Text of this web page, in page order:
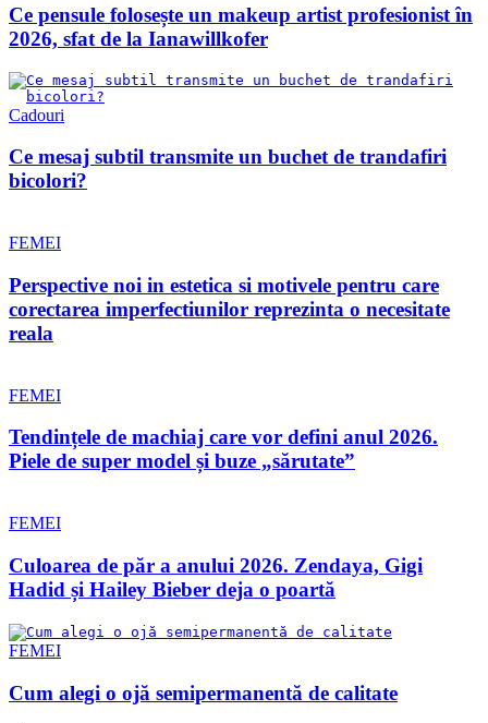
Ce pensule folosește un makeup artist profesionist în
2026, sfat de la Ianawillkofer
Cadouri
Ce mesaj subtil transmite un buchet de trandafiri
bicolori?
FEMEI
Perspective noi in estetica si motivele pentru care
corectarea imperfectiunilor reprezinta o necesitate
reala
FEMEI
Tendințele de machiaj care vor defini anul 2026.
Piele de super model și buze „sărutate”
FEMEI
Culoarea de păr a anului 2026. Zendaya, Gigi
Hadid și Hailey Bieber deja o poartă
FEMEI
Cum alegi o ojă semipermanentă de calitate